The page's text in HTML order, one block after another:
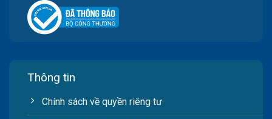
Thông tin
Chính sách về quyền riêng tư